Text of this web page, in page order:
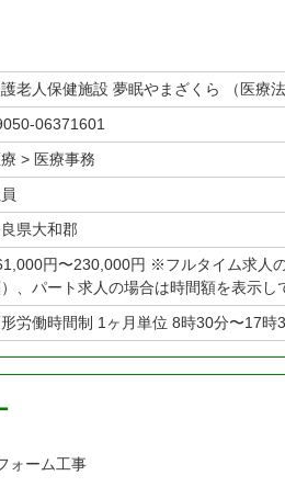
老人保健施設 夢眠やまざくら （医療
06371601
療 > 医療事務
県大和郡
円〜230,000円 ※フルタイム求人
、パート求人の場合は時間額を表示し
労働時間制 1ヶ月単位 8時30分〜17時
ォーム工事